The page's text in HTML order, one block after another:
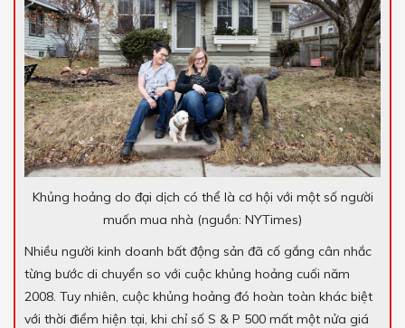
Khủng hoảng do đại dịch có thể là cơ hội với một số người
muốn mua nhà (nguồn: NYTimes)
Nhiều người kinh doanh bất động sản đã cố gắng cân nhắc
từng bước di chuyển so với cuộc khủng hoảng cuối năm
2008. Tuy nhiên, cuộc khủng hoảng đó hoàn toàn khác biệt
với thời điểm hiện tại, khi chỉ số S & P 500 mất một nửa giá